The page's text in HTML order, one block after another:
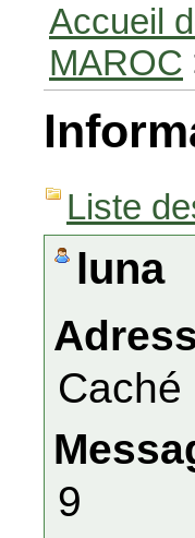
Accueil
MAROC
Liste
luna
Caché
9